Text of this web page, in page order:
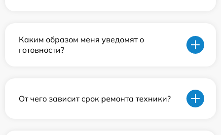
Каким образом меня уведомят о
готовности?
От чего зависит срок ремонта техники?